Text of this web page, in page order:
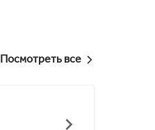
Посмотреть все